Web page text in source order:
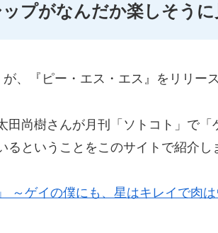
プがなんだか楽しそうに
、『ピー・エス・エス』をリリース
田尚樹さんが月刊「ソトコト」で
るということをこのサイトで紹介し
～ゲイの僕にも、星はキレイで肉は